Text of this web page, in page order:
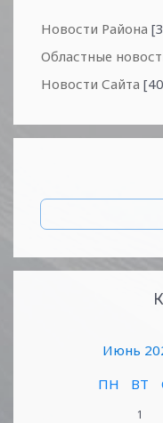
Новости Района
Областные
Новости Сайта
Июнь
ПН
ВТ
1